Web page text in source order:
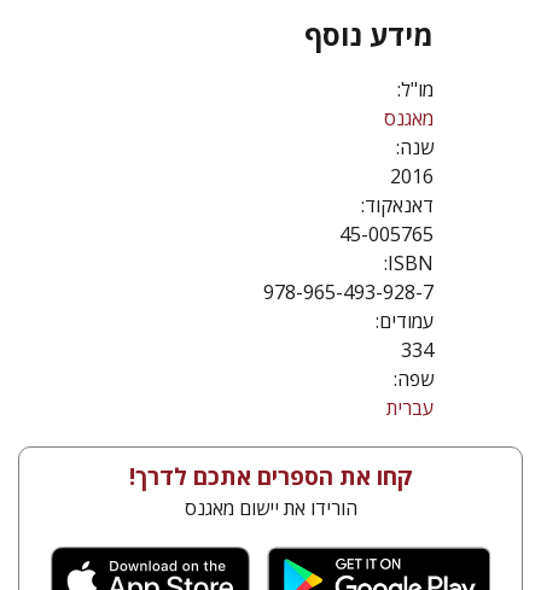
מידע נוסף
מו"ל:
מאגנס
שנה:
2016
דאנאקוד:
45-005765
ISBN:
978-965-493-928-7
עמודים:
334
שפה:
עברית
קחו את הספרים אתכם לדרך!
הורידו את יישום מאגנס